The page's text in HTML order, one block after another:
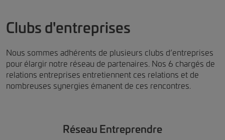
Clubs d'entreprises
Nous sommes adhérents de plusieurs clubs d’entreprises
pour élargir notre réseau de partenaires. Nos 6 chargés de
relations entreprises entretiennent ces relations et de
nombreuses synergies émanent de ces rencontres.
Réseau Entreprendre